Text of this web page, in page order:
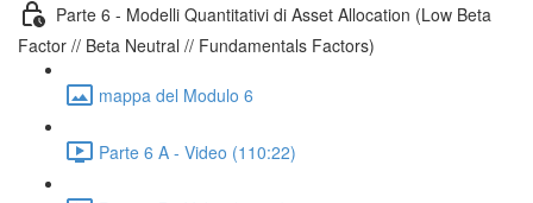
Parte 6 - Modelli Quantitativi di Asset Allocation (Low Beta
Factor // Beta Neutral // Fundamentals Factors)
mappa del Modulo 6
Parte 6 A - Video (110:22)